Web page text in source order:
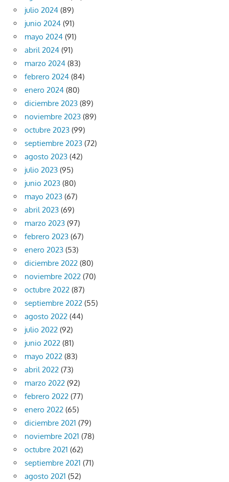
julio 2024 (89)
junio 2024 (91)
mayo 2024 (91)
abril 2024 (91)
marzo 2024 (83)
febrero 2024 (84)
enero 2024 (80)
diciembre 2023 (89)
noviembre 2023 (89)
octubre 2023 (99)
septiembre 2023 (72)
agosto 2023 (42)
julio 2023 (95)
junio 2023 (80)
mayo 2023 (67)
abril 2023 (69)
marzo 2023 (97)
febrero 2023 (67)
enero 2023 (53)
diciembre 2022 (80)
noviembre 2022 (70)
octubre 2022 (87)
septiembre 2022 (55)
agosto 2022 (44)
julio 2022 (92)
junio 2022 (81)
mayo 2022 (83)
abril 2022 (73)
marzo 2022 (92)
febrero 2022 (77)
enero 2022 (65)
diciembre 2021 (79)
noviembre 2021 (78)
octubre 2021 (62)
septiembre 2021 (71)
agosto 2021 (52)